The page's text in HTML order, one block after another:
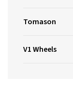
Tomason
V1 Wheels